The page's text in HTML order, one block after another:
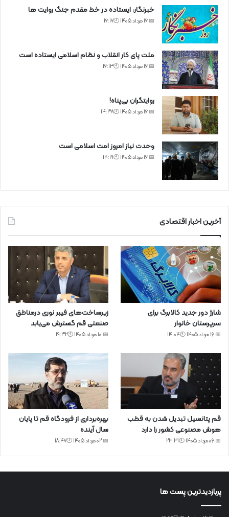
خبرنگار، ایستاده در خط مقدم جنگ روایت ها
📅 16 مرداد 1405 🕙16:17
ملت پای کار انقلاب و نظام اسلامی ایستاده است
📅 16 مرداد 1405 🕙16:13
روایتگران بی‌پناه!
📅 16 مرداد 1405 🕙14:38
وحدت نیاز امروز امت اسلامی است
📅 16 مرداد 1405 🕙14:19
آخرین اخبار اقتصادی
شارژ دور جدید کالابرگ برای
سرپرستان خانوار
📅 16 مرداد 1405 🕙14:04
زیرساخت‌های فیبر نوری درمناطق
صنعتی قم گسترش می‌یابد
📅 10 مرداد 1405 🕙19:32
قم پتانسیل تبدیل شدن به قطب
هوش مصنوعی کشور را دارد
📅 06 مرداد 1405 🕙23:31
بهره‌برداری از فرودگاه قم تا پایان
سال آینده
📅 02 مرداد 1405 🕙18:47
پربازدیدترین پست ها